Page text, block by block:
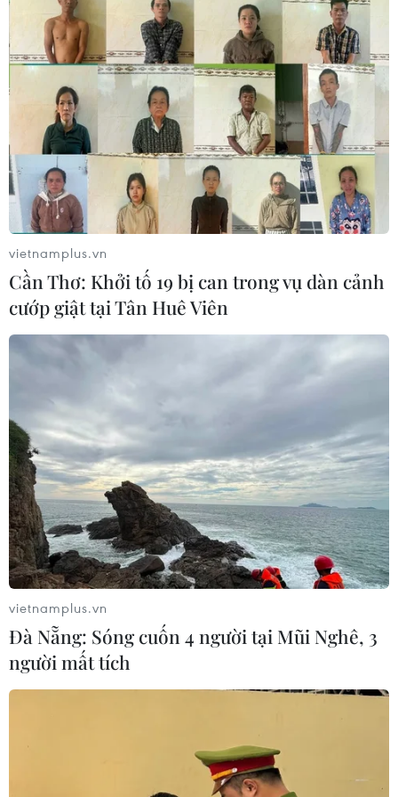
mưa to, gió nhẹ, nhiệt độ thấp nhất 19-22 độ C, vùng núi
có nơi dưới 20 độ C, cao nhất 28-30 độ C.
​Nắng nóng gia tăng tại Bắc Bộ và Trung
Bộ trong nửa cuối tháng Năm
15/05/2023 03:13
Theo dự báo, nửa cuối tháng Năm này, số ngày nắng
nóng có xu hướng gia tăng ở khu vực Bắc Bộ, Bắc và
Trung Trung Bộ so với cùng kỳ năm 2022 và so với trung
bình nhiều cùng thời kỳ.
vietnamplus.vn
Cần Thơ: Khởi tố 19 bị can trong vụ dàn cảnh
cướp giật tại Tân Huê Viên
vietnamplus.vn
Đà Nẵng: Sóng cuốn 4 người tại Mũi Nghê, 3
người mất tích